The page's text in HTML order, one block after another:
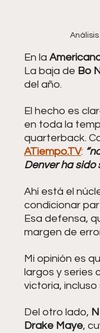
En la
La baja de Bo
del año.
El hecho es
en toda la
quarterback.
ATiempo.TV:
Denver ha sido
Ahí está el
condicionar
Esa defensa,
margen de
Mi opinión es
largos y series
victoria,
Del otro lado,
Drake Maye,